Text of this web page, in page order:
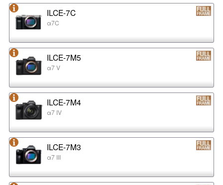
ILCE-7C
α7C
ILCE-7M5
α7 V
ILCE-7M4
α7 IV
ILCE-7M3
α7 III